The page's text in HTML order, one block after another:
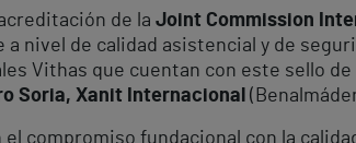
de la Joint Commission
nivel de calidad asistencial y de
Vithas que cuentan con este sello de
Soria, Xanit Internacional
compromiso fundacional con la